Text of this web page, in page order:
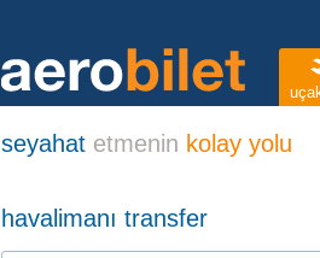
seyahat etmenin kolay yolu
havalimanı transfer